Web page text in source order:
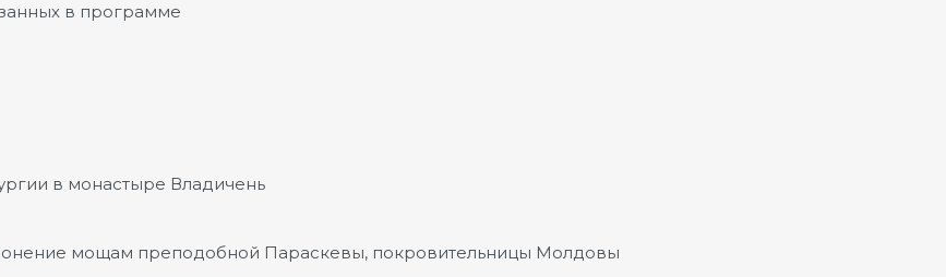
в программе
в монастыре Владичень
мощам преподобной Параскевы, покровительницы Молдовы